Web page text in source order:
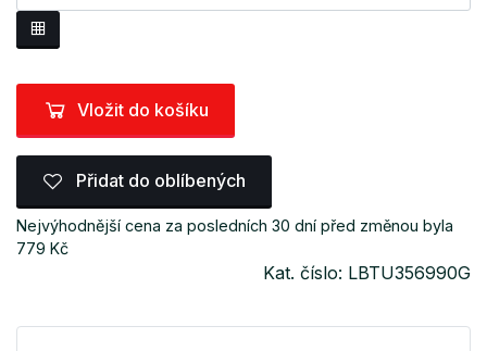
Vložit do košíku
Přidat do oblíbených
Nejvýhodnější cena za posledních 30 dní před změnou byla
779 Kč
Kat. číslo: LBTU356990G